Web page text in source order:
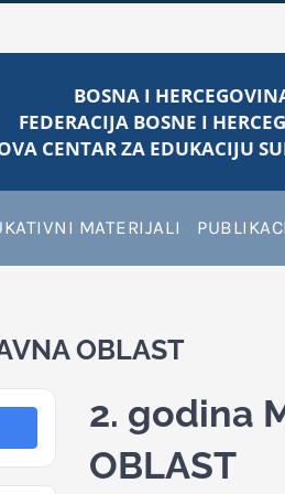
BOSNA I
FEDERACIJA BOSNE I
CENTAR ZA EDUKACIJU
MATERIJALI
OBLAST
2. godina
OBLAST